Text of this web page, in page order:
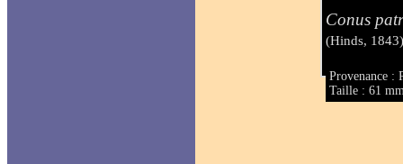
Conus
(Hinds,
Provenance :
Taille : 61